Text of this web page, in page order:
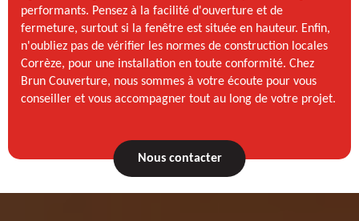
performants. Pensez à la facilité d'ouverture et de
fermeture, surtout si la fenêtre est située en hauteur. Enfin,
n'oubliez pas de vérifier les normes de construction locales
Corrèze, pour une installation en toute conformité. Chez
Brun Couverture, nous sommes à votre écoute pour vous
conseiller et vous accompagner tout au long de votre projet.
Nous contacter